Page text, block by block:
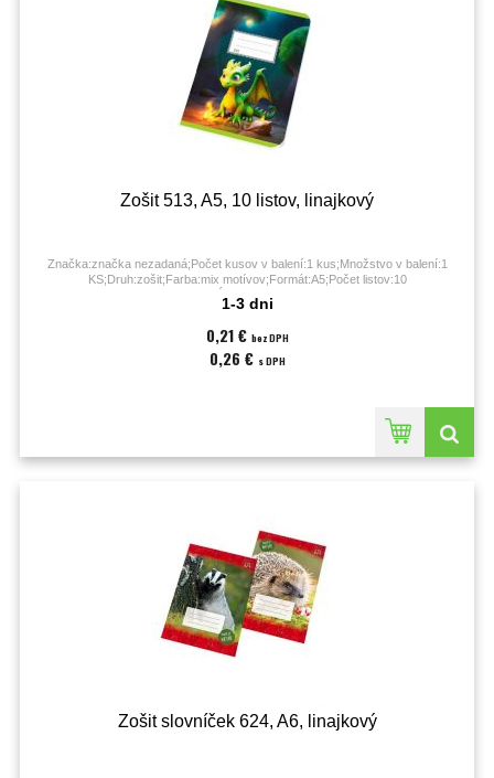
Zošit 513, A5, 10 listov, linajkový
Značka:značka nezadaná;Počet kusov v balení:1 kus;Množstvo v balení:1
KS;Druh:zošit;Farba:mix motívov;Formát:A5;Počet listov:10
1-3 dni
0,21 € bez DPH
0,26 € s DPH
Zošit slovníček 624, A6, linajkový